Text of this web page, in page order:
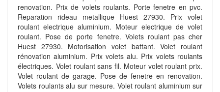
renovation. Prix de volets roulants. Porte fenetre en pvc.
Reparation rideau metallique Huest 27930. Prix volet
roulant electrique aluminium. Moteur electrique de volet
roulant. Pose de porte fenetre. Volets roulant pas cher
Huest 27930. Motorisation volet battant. Volet roulant
rénovation aluminium. Prix volets alu. Prix volets roulants
électriques. Volet roulant sans fil. Moteur volet roulant prix.
Volet roulant de garage. Pose de fenetre en renovation.
Volets roulants alu sur mesure. Volet roulant aluminium sur